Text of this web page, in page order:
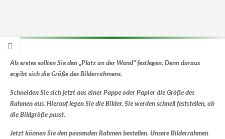
Als erstes sollten Sie den „Platz an der Wand“ festlegen. Denn daraus
ergibt sich die Größe des Bilderrahmens.
Schneiden Sie sich jetzt aus einer Pappe oder Papier die Größe des
Rahmen aus. Hierauf legen Sie die Bilder. Sie werden schnell feststellen, ob
die Bildgröße passt.
Jetzt können Sie den passenden Rahmen bestellen. Unsere Bilderrahmen